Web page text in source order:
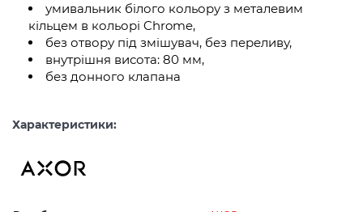
умивальник білого кольору з металевим
кільцем в кольорі Chrome,
без отвору під змішувач, без переливу,
внутрішня висота: 80 мм,
без донного клапана
Характеристики: